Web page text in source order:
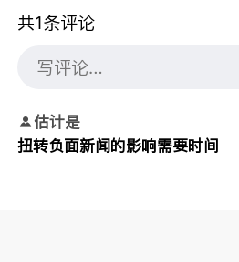
共1条评论
估计是
扭转负面新闻的影响需要时间